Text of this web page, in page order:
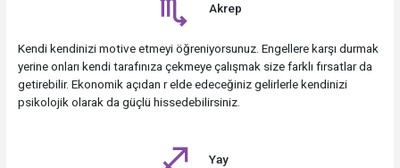
Akrep
Kendi kendinizi motive etmeyi öğreniyorsunuz. Engellere karşı durmak
yerine onları kendi tarafınıza çekmeye çalışmak size farklı fırsatlar da
getirebilir. Ekonomik açıdan r elde edeceğiniz gelirlerle kendinizi
psikolojik olarak da güçlü hissedebilirsiniz.
Yay